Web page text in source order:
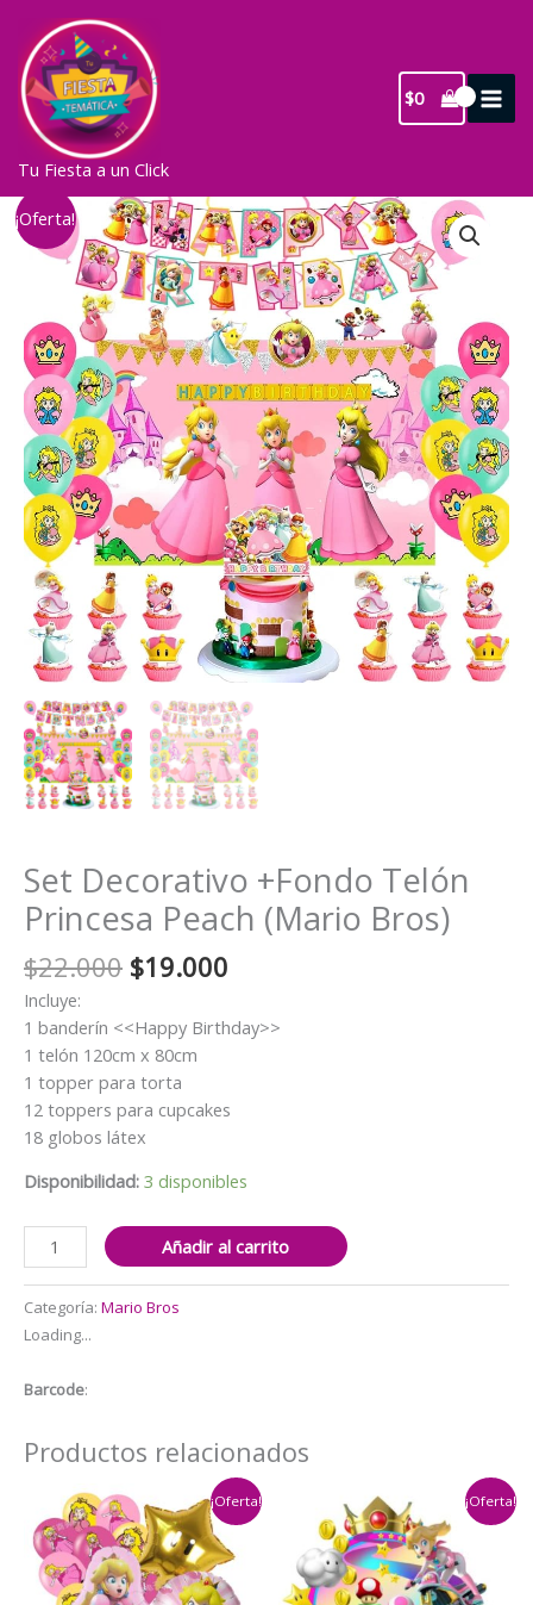
contenido
Tu Fiesta a un Click
$0
¡Oferta!
Set Decorativo +Fondo Telón
Princesa Peach (Mario Bros)
$22.000 El
original
era:
$22.000.
$19.000
actual
es:
Incluye:
1 banderín <<Happy Birthday>>
1 telón 120cm x 80cm
1 topper para torta
12 toppers para cupcakes
18 globos látex
Disponibilidad: 3 disponibles
Decorativo
+Fondo
Telón
Princesa
(Mario
cantidad
Añadir al carrito
Categoría: Mario Bros
Loading...
Barcode:
Productos relacionados
¡Oferta! ¡Oferta!